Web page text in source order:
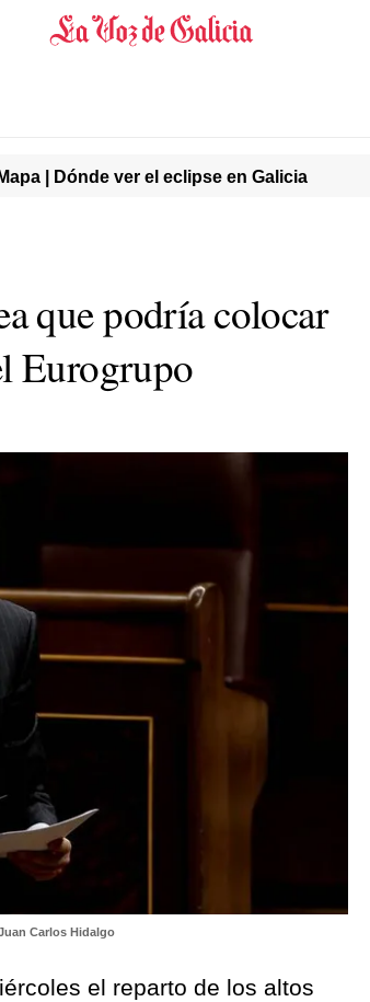
| Dónde ver el eclipse en Galicia
que podría colocar
Eurogrupo
Carlos Hidalgo
el reparto de los altos